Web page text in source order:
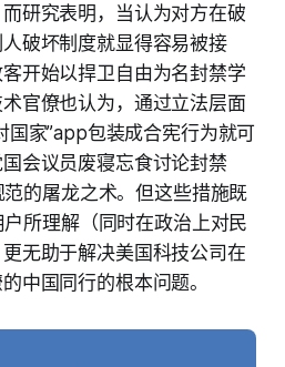
研究表明，当认为对方在破
破坏制度就显得容易被接
开始以捍卫自由为名封禁学
官僚也认为，通过立法层面
国家”app包装成合宪行为就可
会议员废寝忘食讨论封禁
的屠龙之术。但这些措施既
所理解（同时在政治上对民
无助于解决美国科技公司在
中国同行的根本问题。